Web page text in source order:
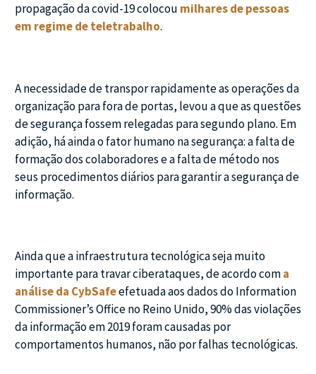
propagação da covid-19 colocou milhares de pessoas
em regime de teletrabalho.
A necessidade de transpor rapidamente as operações da
organização para fora de portas, levou a que as questões
de segurança fossem relegadas para segundo plano. Em
adição, há ainda o fator humano na segurança: a falta de
formação dos colaboradores e a falta de método nos
seus procedimentos diários para garantir a segurança de
informação.
Ainda que a infraestrutura tecnológica seja muito
importante para travar ciberataques, de acordo coma
análise da CybSafeefetuada aos dados do Information
Commissioner’s Office no Reino Unido, 90% das violações
da informação em 2019 foram causadas por
comportamentos humanos, não por falhas tecnológicas.